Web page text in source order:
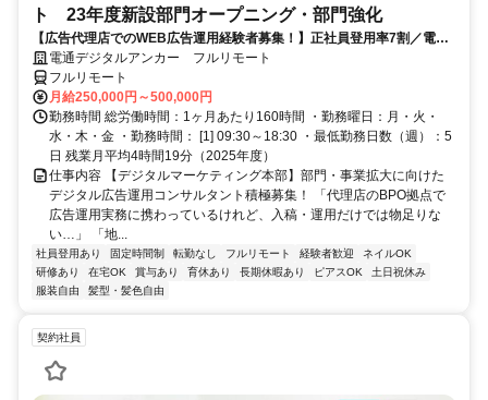
ト 23年度新設部門オープニング・部門強化
【広告代理店でのWEB広告運用経験者募集！】正社員登用率7割／電通
G／全国×完全在宅／年休126日・土日祝休み／残業月平均4時間19分
電通デジタルアンカー フルリモート
フルリモート
月給250,000円～500,000円
勤務時間 総労働時間：1ヶ月あたり160時間 ・勤務曜日：月・火・
水・木・金 ・勤務時間： [1] 09:30～18:30 ・最低勤務日数（週）：5
日 残業月平均4時間19分（2025年度）
仕事内容 【デジタルマーケティング本部】部門・事業拡大に向けた
デジタル広告運用コンサルタント積極募集！ 「代理店のBPO拠点で
広告運用実務に携わっているけれど、入稿・運用だけでは物足りな
い…」 「地...
社員登用あり 固定時間制 転勤なし フルリモート 経験者歓迎
ネイルOK
研修あり
在宅OK 賞与あり 育休あり 長期休暇あり ピアスOK
土日祝休み
服装自由
髪型・髪色自由
契約社員